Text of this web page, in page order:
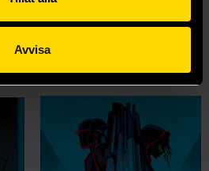
Avvisa
229 kr